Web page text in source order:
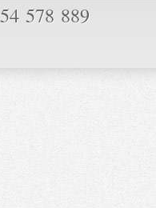
54 578 889